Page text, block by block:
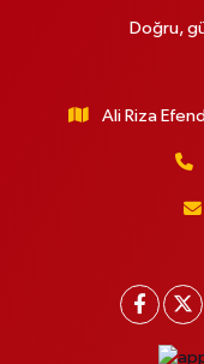
Doğru,
Ali Riza